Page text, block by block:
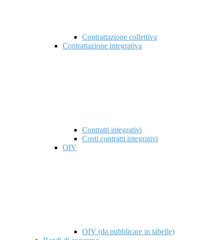
Contrattazione collettiva
Contrattazione integrativa
Contratti integrativi
Costi contratti integrativi
OIV
OIV (da pubblicare in tabelle)